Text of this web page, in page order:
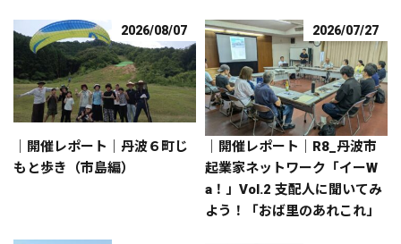
2026/08/07
｜開催レポート｜丹波６町じ
もと歩き（市島編）
2026/07/27
｜開催レポート｜R8_丹波市
起業家ネットワーク「イーW
a！」Vol.2 支配人に聞いてみ
よう！「おば里のあれこれ」